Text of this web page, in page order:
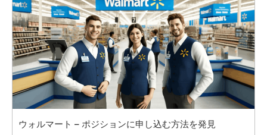
ウォルマート – ポジションに申し込む方法を発見